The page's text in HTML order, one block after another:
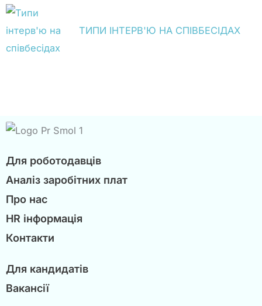
ТИПИ ІНТЕРВ'Ю НА СПІВБЕСІДАХ
Для роботодавців
Аналіз заробітних плат
Про нас
HR інформація
Контакти
Для кандидатів
Вакансії